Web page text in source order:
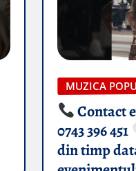
MUZICA
Contact
0743 396 451
din timp